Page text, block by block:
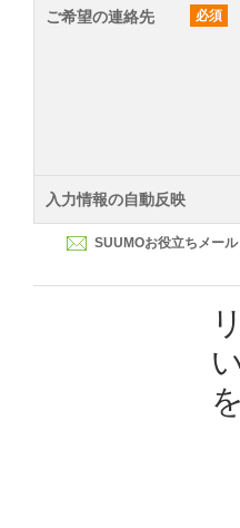
ご希望の連絡先 必須
入力情報の自動反映
SUUMOお役立ちメール